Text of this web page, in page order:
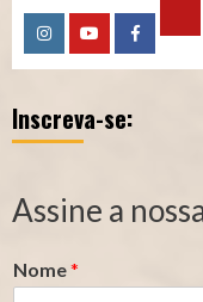
InstagramYouTubeFacebook
–
Inscreva-se:
Assine a
Nome*